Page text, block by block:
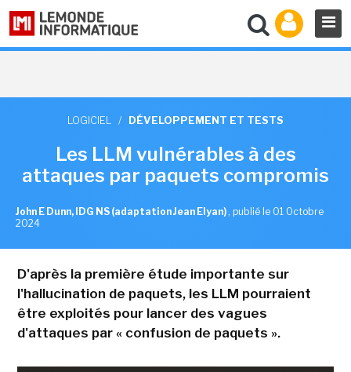
LOGICIEL / DÉVELOPPEMENT ET TESTS
Les LLM vulnérables à des
attaques par paquets compromis
John E Dunn, IDG NS (adaptation Jean Elyan) , publié le 01 Octobre
2024
D'après la première étude importante sur
l'hallucination de paquets, les LLM pourraient
être exploités pour lancer des vagues
d'attaques par « confusion de paquets ».